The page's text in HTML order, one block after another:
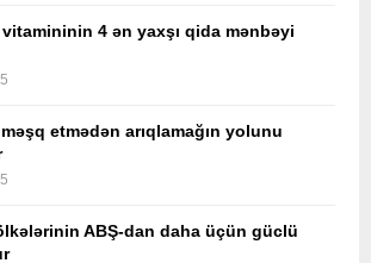
4 ən yaxşı qida mənbəyi
etmədən arıqlamağın yolunu
ABŞ-dan daha üçün güclü